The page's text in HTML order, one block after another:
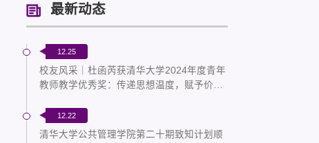
最新动态
12.25
校友风采｜杜函芮获清华大学2024年度青年
教师教学优秀奖：传递思想温度，赋予价值
12.22
清华大学公共管理学院第二十期致知计划顺